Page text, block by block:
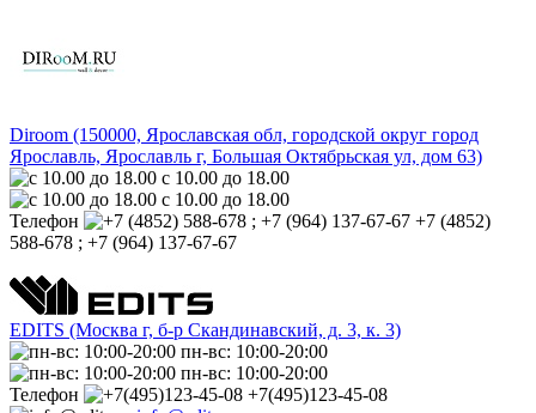
Diroom (150000, Ярославская обл, городской округ город
Ярославль, Ярославль г, Большая Октябрьская ул, дом 63)
с 10.00 до 18.00
с 10.00 до 18.00
Телефон
+7 (4852)
588-678 ; +7 (964) 137-67-67
EDITS (Москва г, б-р Cкандинавский, д. 3, к. 3)
пн-вс: 10:00-20:00
пн-вс: 10:00-20:00
Телефон
+7(495)123-45-08